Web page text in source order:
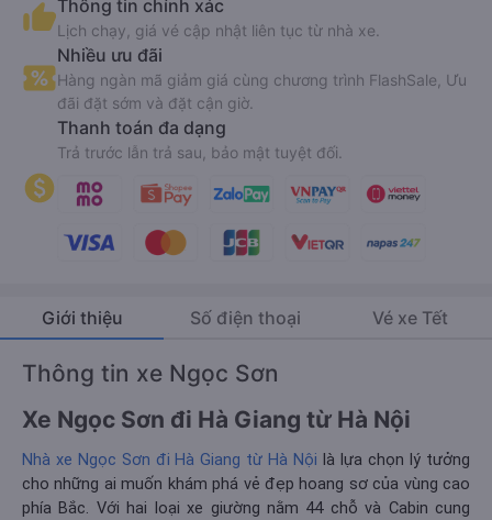
Thông tin chính xác
Lịch chạy, giá vé cập nhật liên tục từ nhà xe.
Nhiều ưu đãi
Hàng ngàn mã giảm giá cùng chương trình FlashSale, Ưu
đãi đặt sớm và đặt cận giờ.
Thanh toán đa dạng
Trả trước lẫn trả sau, bảo mật tuyệt đối.
Giới thiệu Số điện thoại Vé xe Tết
Thông tin xe Ngọc Sơn
Xe Ngọc Sơn đi Hà Giang từ Hà Nội
Nhà xe Ngọc Sơn đi Hà Giang từ Hà Nội là lựa chọn lý tưởng
cho những ai muốn khám phá vẻ đẹp hoang sơ của vùng cao
phía Bắc. Với hai loại xe giường nằm 44 chỗ và Cabin cung